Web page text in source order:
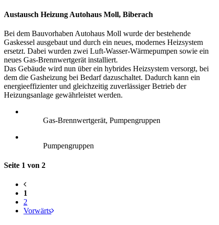
Austausch Heizung Autohaus Moll, Biberach
Bei dem Bauvorhaben Autohaus Moll wurde der bestehende
Gaskessel ausgebaut und durch ein neues, modernes Heizsystem
ersetzt. Dabei wurden zwei Luft-Wasser-Wärmepumpen sowie ein
neues Gas-Brennwertgerät installiert.
Das Gebäude wird nun über ein hybrides Heizsystem versorgt, bei
dem die Gasheizung bei Bedarf dazuschaltet. Dadurch kann ein
energieeffizienter und gleichzeitig zuverlässiger Betrieb der
Heizungsanlage gewährleistet werden.
Gas-Brennwertgerät, Pumpengruppen
Pumpengruppen
Seite 1 von 2
1
2
Vorwärts